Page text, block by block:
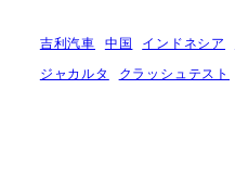
吉利汽車 中国 インドネシア
ジャカルタ
クラッシュテスト